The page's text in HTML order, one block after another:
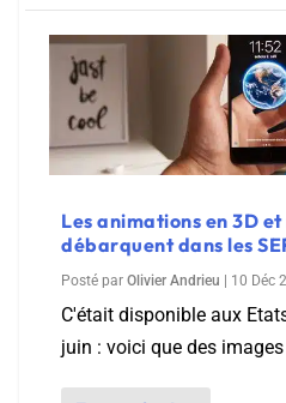
Les animations en 3D
débarquent dans les
Posté par Olivier Andrieu 10 Déc
C'était disponible aux
juin : voici que des